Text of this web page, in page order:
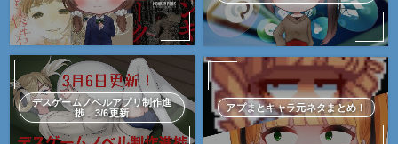
デスゲームノベルアプリ制作進
捗 3/6更新
アプまとキャラ元ネタまとめ！